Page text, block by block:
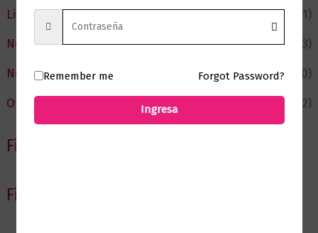
Literatura
(371)
Negocios
(43)
Novedades
(110)
Ofertas
(12)
Filtrar por Autor
Filtrar por editorial
Remember me Forgot Password?
Ingresa